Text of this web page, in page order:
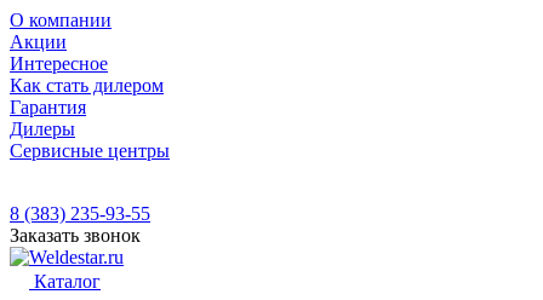
О компании
Акции
Интересное
Как стать дилером
Гарантия
Дилеры
Сервисные центры
8 (383) 235-93-55
Заказать звонок
Каталог